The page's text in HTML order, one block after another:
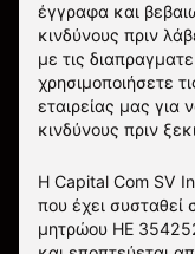
έγγραφα και
κινδύνους πριν
με τις
χρησιμοποιήσετε
εταιρείας μας για
κινδύνους πριν
Η Capital Com SV
που έχει συσταθεί
μητρώου HE